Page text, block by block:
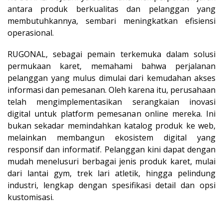
antara produk berkualitas dan pelanggan yang
membutuhkannya, sembari meningkatkan efisiensi
operasional.
RUGONAL, sebagai pemain terkemuka dalam solusi
permukaan karet, memahami bahwa perjalanan
pelanggan yang mulus dimulai dari kemudahan akses
informasi dan pemesanan. Oleh karena itu, perusahaan
telah mengimplementasikan serangkaian inovasi
digital untuk platform pemesanan online mereka. Ini
bukan sekadar memindahkan katalog produk ke web,
melainkan membangun ekosistem digital yang
responsif dan informatif. Pelanggan kini dapat dengan
mudah menelusuri berbagai jenis produk karet, mulai
dari lantai gym, trek lari atletik, hingga pelindung
industri, lengkap dengan spesifikasi detail dan opsi
kustomisasi.